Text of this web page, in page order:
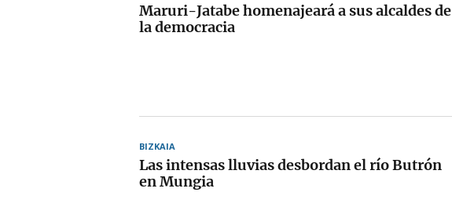
Maruri-Jatabe homenajeará a sus alcaldes de
la democracia
BIZKAIA
Las intensas lluvias desbordan el río Butrón
en Mungia